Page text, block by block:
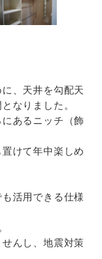
、天井を勾配天
なりました。
あるニッチ（飾
けて年中楽しめ
活用できる仕様
んし、地震対策